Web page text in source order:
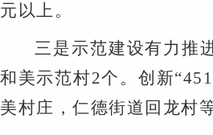
元以上。
三是示范建设有力推
和美示范村2个。创新
美村庄，仁德街道回龙村